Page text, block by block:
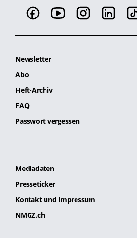
Newsletter
Abo
Heft-Archiv
FAQ
Passwort vergessen
Mediadaten
Presseticker
Kontakt und Impressum
NMGZ.ch